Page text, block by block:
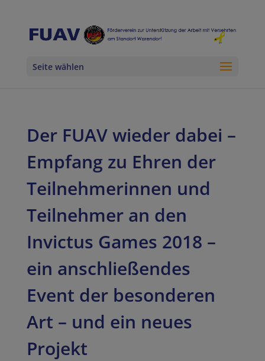
Seite wählen
Der FUAV wieder dabei –
Empfang zu Ehren der
Teilnehmerinnen und
Teilnehmer an den
Invictus Games 2018 –
ein anschließendes
Event der besonderen
Art – und ein neues
Projekt